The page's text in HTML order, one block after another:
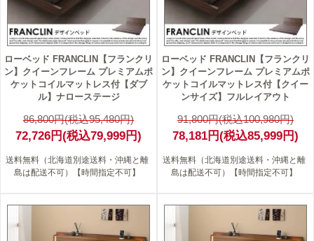
ローベッド FRANCLIN【フランクリ
ン】クイーンフレーム プレミアムポ
ケットコイルマットレス付【ダブ
ル】ナローステージ
86,800円(税込95,480円)
72,726円(税込79,999円)
送料無料（北海道別途送料・沖縄と離
島は配送不可）【時間指定不可】
ローベッド FRANCLIN【フランクリ
ン】クイーンフレーム プレミアムポ
ケットコイルマットレス付【クイー
ンサイズ】フルレイアウト
91,800円(税込100,980円)
78,181円(税込85,999円)
送料無料（北海道別途送料・沖縄と離
島は配送不可）【時間指定不可】